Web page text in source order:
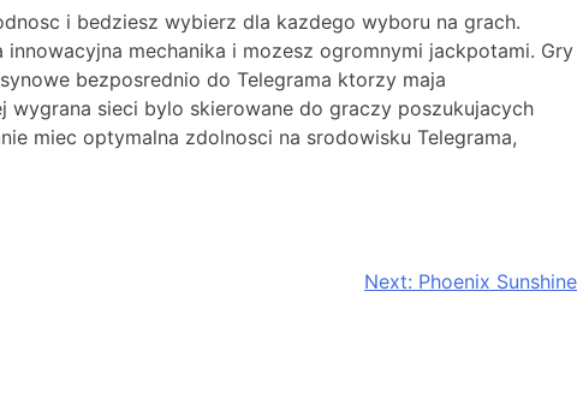
i bedziesz wybierz dla kazdego wyboru na grach.
mechanika i mozesz ogromnymi jackpotami. Gry
bezposrednio do Telegrama ktorzy maja
sieci bylo skierowane do graczy poszukujacych
miec optymalna zdolnosci na srodowisku Telegrama,
Next: Phoenix Sunshine